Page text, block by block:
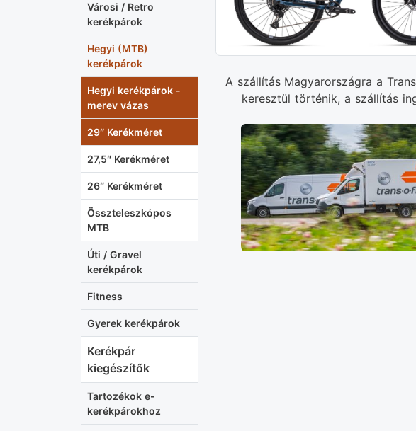
Városi / Retro
kerékpárok
Hegyi (MTB)
kerékpárok
Hegyi kerékpárok -
merev vázas
29″ Kerékméret
27,5″ Kerékméret
26″ Kerékméret
Összteleszkópos
MTB
Úti / Gravel
kerékpárok
Fitness
Gyerek kerékpárok
Kerékpár
kiegészítők
Tartozékok e-
kerékpárokhoz
A szállítás Magyarországra a
keresztül történik, a szállítás